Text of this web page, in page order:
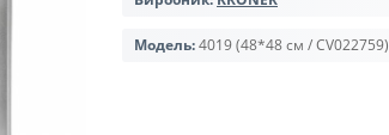
Модель:4019 (48*48 см / CV022759)